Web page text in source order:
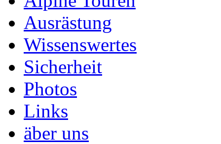
Ausrästung
Wissenswertes
Sicherheit
Photos
Links
äber uns